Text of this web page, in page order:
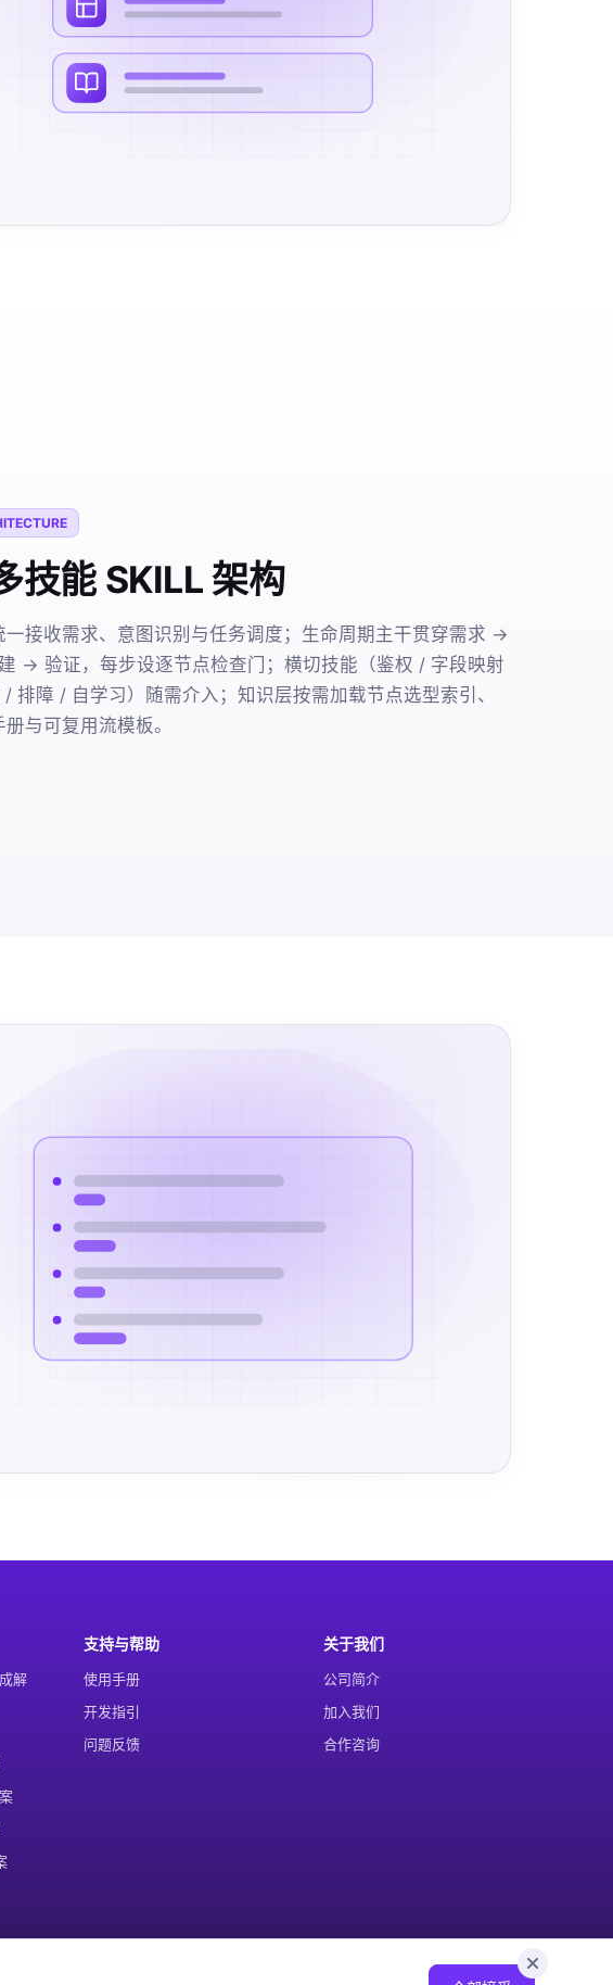
技能 SKILL 架构
一接收需求、意图识别与任务调度；生命周期主干贯穿需求 →
→ 验证，每步设逐节点检查门；横切技能（鉴权 / 字段映射
排障 / 自学习）随需介入；知识层按需加载节点选型索引、
与可复用流模板。
解
支持与帮助
使用手册
开发指引
问题反馈
关于我们
公司简介
加入我们
合作咨询